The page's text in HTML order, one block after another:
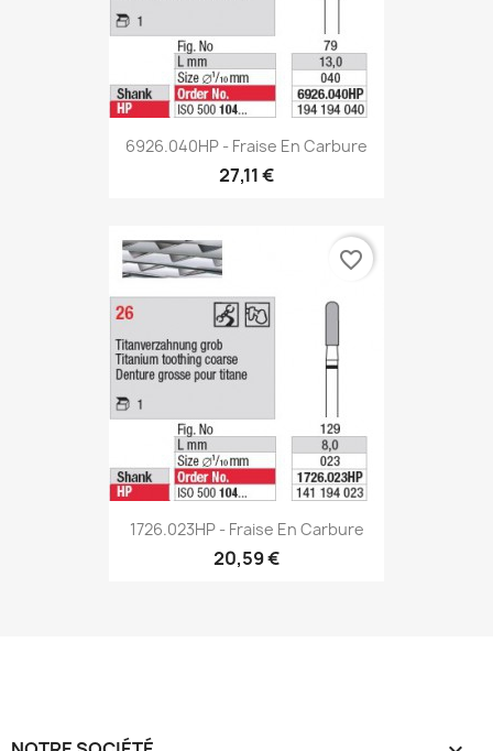
6926.040HP - Fraise En Carbure
27,11 €
1726.023HP - Fraise En Carbure
20,59 €
favorite_border